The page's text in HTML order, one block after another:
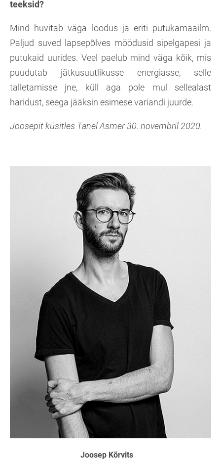
teeksid?
Mind huvitab väga loodus ja eriti putukamaailm.
Paljud suved lapsepõlves möödusid sipelgapesi ja
putukaid uurides. Veel paelub mind väga kõik, mis
puudutab jätkusuutlikusse energiasse, selle
talletamisse jne, küll aga pole mul sellealast
haridust, seega jääksin esimese variandi juurde.
Joosepit küsitles Tanel Asmer 30. novembril 2020.
Joosep Kõrvits